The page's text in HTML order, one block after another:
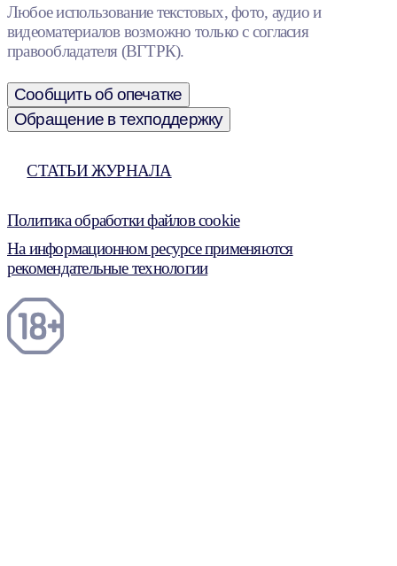
Любое использование текстовых, фото, аудио и
видеоматериалов возможно только с согласия
правообладателя (ВГТРК).
Сообщить об опечатке
Обращение в техподдержку
СТАТЬИ ЖУРНАЛА
Политика обработки файлов cookie
На информационном ресурсе применяются
рекомендательные технологии